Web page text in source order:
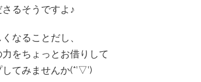
るそうですよ♪
なることだし、
をちょっとお借りして
てみませんか(*’▽’)